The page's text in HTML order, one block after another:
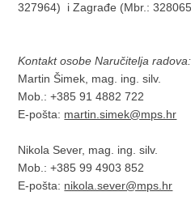
327964) i Zagrađe (Mbr.:
Kontakt osobe Naručitelja
Martin Šimek,
Mob.: +385 91
E-pošta: martin.simek@mps.hr
Nikola Sever, mag. ing. silv.
Mob.: +385 99 4903 852
E-pošta: nikola.sever@mps.hr